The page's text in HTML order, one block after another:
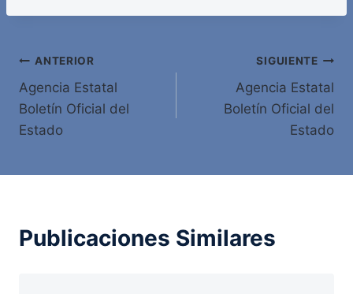
Navegación
de
entradas
ANTERIOR
Agencia Estatal
Boletín Oficial del
Estado
SIGUIENTE
Agencia Estatal
Boletín Oficial del
Estado
Publicaciones Similares